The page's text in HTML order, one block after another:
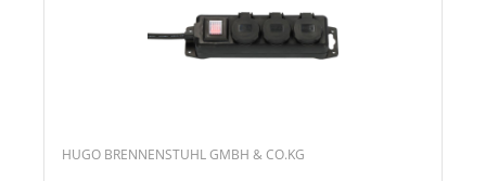
HUGO BRENNENSTUHL GMBH & CO.KG